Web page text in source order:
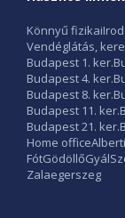
Könnyű fizikai
Vendéglátás,
Budapest 1. ker.
Budapest 4. ker.
Budapest 8. ker.
Budapest 11. ker.
Budapest 21. ker.
Home office
FótGödöllőGyál
Zalaegerszeg